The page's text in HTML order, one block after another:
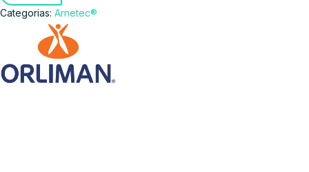
Categorias: Arnetec®